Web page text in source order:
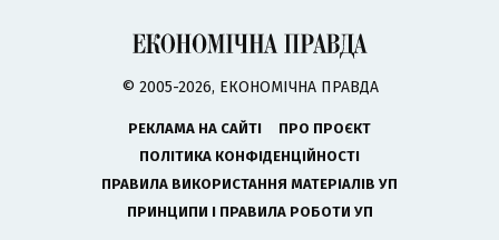
© 2005-2026, ЕКОНОМІЧНА ПРАВДА
РЕКЛАМА НА САЙТІ
ПРО ПРОЄКТ
ПОЛІТИКА КОНФІДЕНЦІЙНОСТІ
ПРАВИЛА ВИКОРИСТАННЯ МАТЕРІАЛІВ УП
ПРИНЦИПИ І ПРАВИЛА РОБОТИ УП